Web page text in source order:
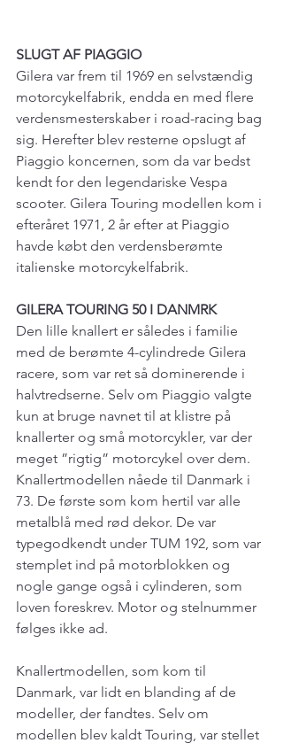
SLUGT AF PIAGGIO
Gilera var frem til 1969 en selvstændig
motorcykelfabrik, endda en med flere
verdensmesterskaber i road-racing bag
sig. Herefter blev resterne opslugt af
Piaggio koncernen, som da var bedst
kendt for den legendariske Vespa
scooter. Gilera Touring modellen kom i
efteråret 1971, 2 år efter at Piaggio
havde købt den verdensberømte
italienske motorcykelfabrik.
GILERA TOURING 50 I DANMRK
Den lille knallert er således i familie
med de berømte 4-cylindrede Gilera
racere, som var ret så dominerende i
halvtredserne. Selv om Piaggio valgte
kun at bruge navnet til at klistre på
knallerter og små motorcykler, var der
meget ”rigtig” motorcykel over dem.
Knallertmodellen nåede til Danmark i
73. De første som kom hertil var alle
metalblå med rød dekor. De var
typegodkendt under TUM 192, som var
stemplet ind på motorblokken og
nogle gange også i cylinderen, som
loven foreskrev. Motor og stelnummer
følges ikke ad.
Knallertmodellen, som kom til
Danmark, var lidt en blanding af de
modeller, der fandtes. Selv om
modellen blev kaldt Touring, var stellet